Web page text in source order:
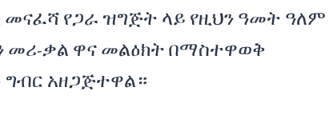
የጋራ ዝግጅት ላይ የዚህን ዓመት ዓለም
መሪ-ቃል ዋና መልዕክት በማስተዋወቅ
አዘጋጅተዋል።